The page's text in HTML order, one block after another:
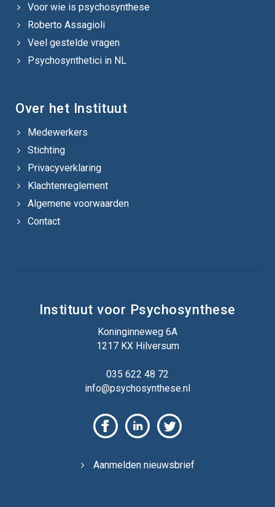
Voor wie is psychosynthese
Roberto Assagioli
Veel gestelde vragen
Psychosynthetici in NL
Over het Instituut
Medewerkers
Stichting
Privacyverklaring
Klachtenreglement
Algemene voorwaarden
Contact
Instituut voor Psychosynthese
Koninginneweg 6A
1217 KX Hilversum
035 622 48 72
info@psychosynthese.nl
Aanmelden nieuwsbrief